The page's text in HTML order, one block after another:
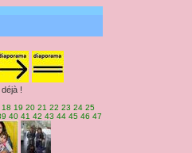
!
18 19 20 21 22 23 24 25
40 41 42 43 44 45 46 47